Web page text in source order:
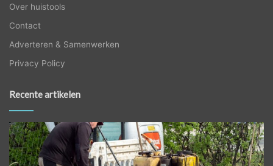
Over huistools
Contact
Adverteren & Samenwerken
Privacy Policy
Recente artikelen
Betonvloer
vlinderen:
laat